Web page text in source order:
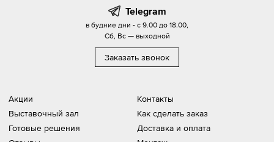
Акции
Выставочный зал
Готовые решения
Контакты
Как сделать заказ
Доставка и оплата
Telegram
в будние дни - с 9.00 до 18.00,
Сб, Вс — выходной
Заказать звонок